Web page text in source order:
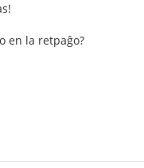
en la retpaĝo?